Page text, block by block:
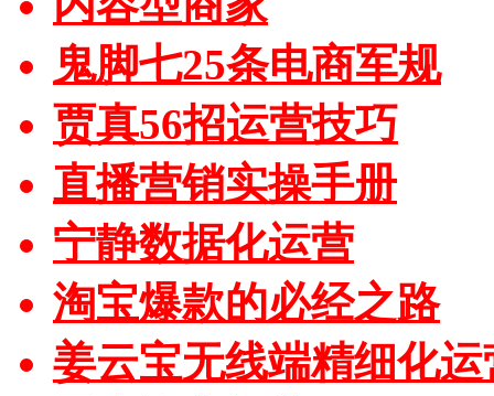
鬼脚七25条电商军规
贾真56招运营技巧
直播营销实操手册
宁静数据化运营
淘宝爆款的必经之路
姜云宝无线端精细化运